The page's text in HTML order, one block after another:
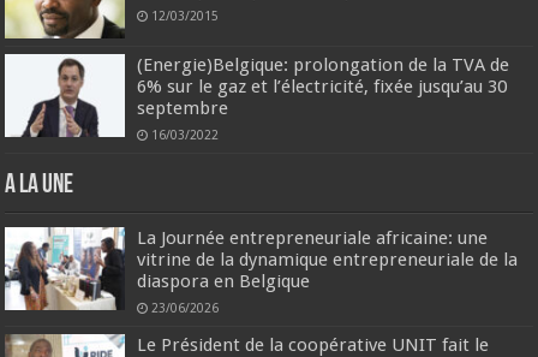
12/03/2015
(Energie)Belgique: prolongation de la TVA de
6% sur le gaz et l’électricité, fixée jusqu’au 30
septembre
16/03/2022
A la une
La Journée entrepreneuriale africaine: une
vitrine de la dynamique entrepreneuriale de la
diaspora en Belgique
23/06/2026
Le Président de la coopérative UNIT fait le